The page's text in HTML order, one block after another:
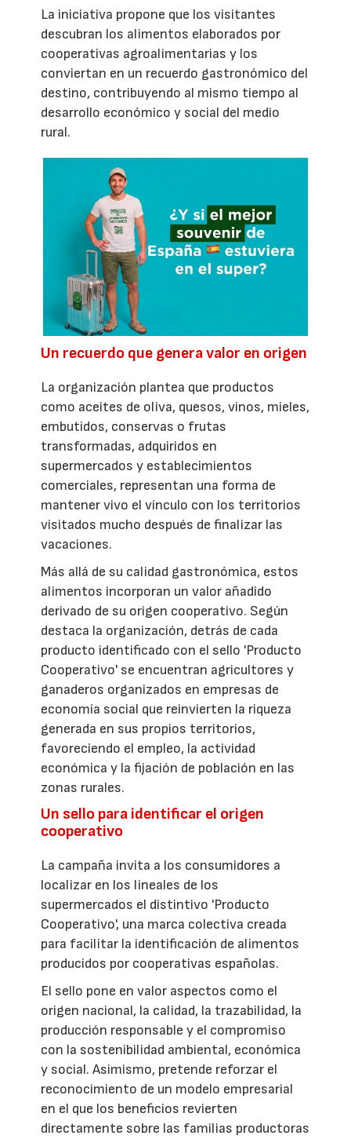
La iniciativa propone que los visitantes
descubran los alimentos elaborados por
cooperativas agroalimentarias y los
conviertan en un recuerdo gastronómico del
destino, contribuyendo al mismo tiempo al
desarrollo económico y social del medio
rural.
Un recuerdo que genera valor en origen
La organización plantea que productos
como aceites de oliva, quesos, vinos, mieles,
embutidos, conservas o frutas
transformadas, adquiridos en
supermercados y establecimientos
comerciales, representan una forma de
mantener vivo el vínculo con los territorios
visitados mucho después de finalizar las
vacaciones.
Más allá de su calidad gastronómica, estos
alimentos incorporan un valor añadido
derivado de su origen cooperativo. Según
destaca la organización, detrás de cada
producto identificado con el sello 'Producto
Cooperativo' se encuentran agricultores y
ganaderos organizados en empresas de
economía social que reinvierten la riqueza
generada en sus propios territorios,
favoreciendo el empleo, la actividad
económica y la fijación de población en las
zonas rurales.
Un sello para identificar el origen
cooperativo
La campaña invita a los consumidores a
localizar en los lineales de los
supermercados el distintivo 'Producto
Cooperativo', una marca colectiva creada
para facilitar la identificación de alimentos
producidos por cooperativas españolas.
El sello pone en valor aspectos como el
origen nacional, la calidad, la trazabilidad, la
producción responsable y el compromiso
con la sostenibilidad ambiental, económica
y social. Asimismo, pretende reforzar el
reconocimiento de un modelo empresarial
en el que los beneficios revierten
directamente sobre las familias productoras